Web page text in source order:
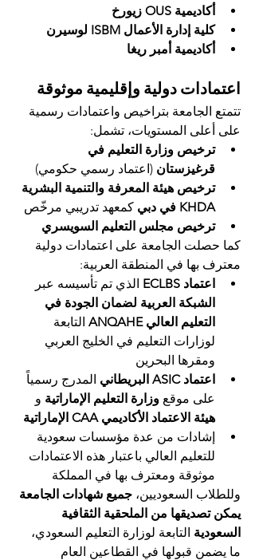
أكاديمية OUS زيورخ
كلية إدارة الأعمال ISBM لوسيرن
أكاديمية أمبر ريغا
اعتمادات دولية وإقليمية موثوقة
تتمتع الجامعة بتراخيص واعتمادات رسمية
على أعلى المستويات، تشمل:
ترخيص وزارة التعليم في
قرغيزستان (اعتماد رسمي حكومي)
ترخيص هيئة المعرفة والتنمية البشرية
KHDA في دبي
كمعهد تدريبي مرخّص
ترخيص مجلس التعليم السويسري
كما حصلت الجامعة على اعتمادات دولية
معترف بها في المنطقة العربية:
اعتماد ECLBS
الذي تم تأسيسه عبر
الشبكة العربية لضمان الجودة في
التعليم العالي ANQAHE
التابعة
لوزارات التعليم في الخليج العربي
ومقرها البحرين
اعتماد ASIC البريطاني
المدرج رسمياً
على موقع وزارة التعليم الإماراتية و
هيئة الاعتماد الأكاديمي CAA الإماراتية
إشادات من عدة مؤسسات سعودية
للتعليم العالي باعتبار هذه الاعتمادات
موثوقة ومعترف بها في المملكة
وللطلاب السعوديين، جميع شهادات الجامعة
يمكن تصديقها من الملحقية الثقافية
السعودية التابعة لوزارة التعليم السعودي،
ما يضمن قبولها في القطاعين العام